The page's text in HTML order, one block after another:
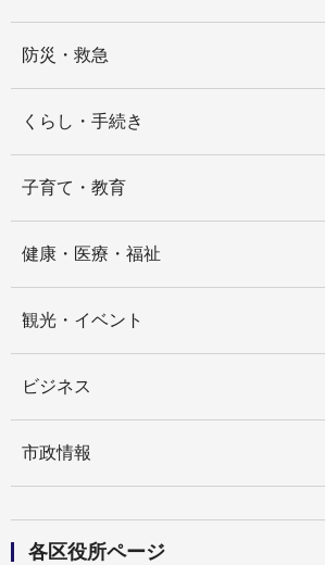
防災・救急
くらし・手続き
子育て・教育
健康・医療・福祉
観光・イベント
ビジネス
市政情報
各区役所ページ